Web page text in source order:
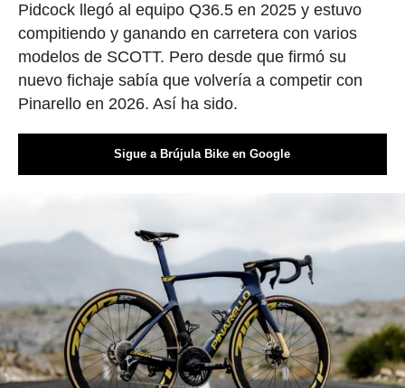
Pidcock llegó al equipo Q36.5 en 2025 y estuvo
compitiendo y ganando en carretera con varios
modelos de SCOTT. Pero desde que firmó su
nuevo fichaje sabía que volvería a competir con
Pinarello en 2026. Así ha sido.
Sigue a Brújula Bike en Google